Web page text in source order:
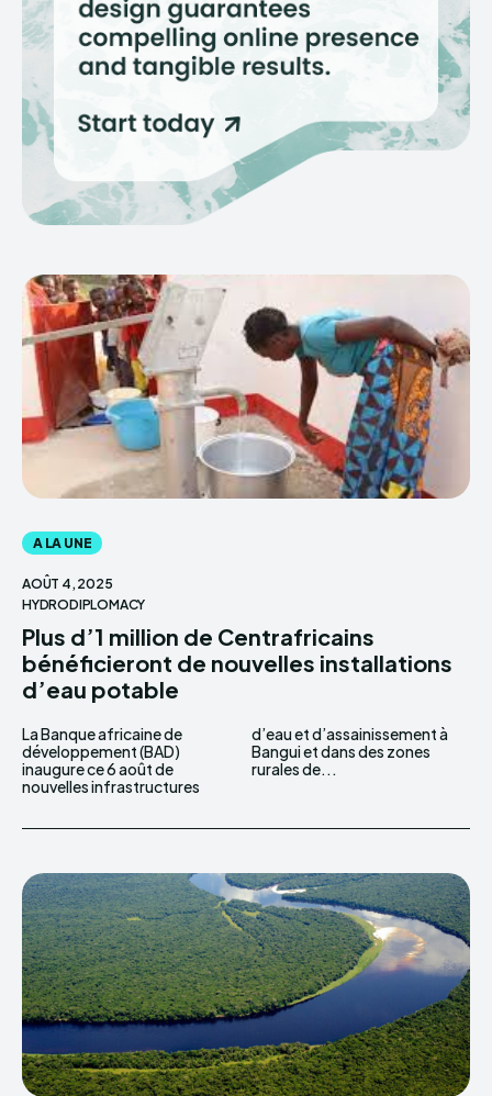
A LA UNE
AOÛT 4, 2025
HYDRODIPLOMACY
Plus d’1 million de Centrafricains
bénéficieront de nouvelles installations
d’eau potable
La Banque africaine de
développement (BAD)
inaugure ce 6 août de
nouvelles infrastructures
d’eau et d’assainissement à
Bangui et dans des zones
rurales de...